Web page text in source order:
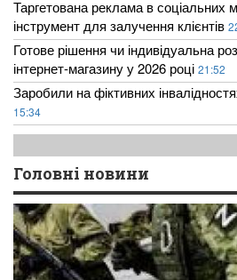
Таргетована реклама в соціальних
інструмент для залучення клієнтів
Готове рішення чи індивідуальна
інтернет-магазину у 2026 році 21:52
Заробили на фіктивних
15:34
Головні новини